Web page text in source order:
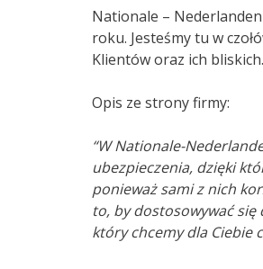
Nationale – Nederlanden
roku. Jesteśmy tu w
Klientów oraz ich bliskich.
Opis ze strony firmy:
“W Nationale-
ubezpieczenia, dzięki
ponieważ sami z nich
to, by dostosowywać
który chcemy dla Ciebie